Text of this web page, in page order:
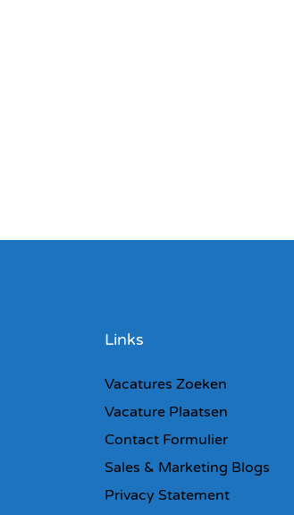
Links
Vacatures Zoeken
Vacature Plaatsen
Contact Formulier
Sales & Marketing Blogs
Privacy Statement